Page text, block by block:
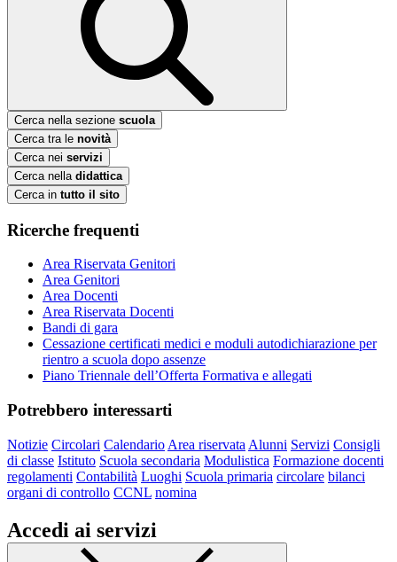
Cerca nella sezione scuola
Cerca tra le novità
Cerca nei servizi
Cerca nella didattica
Cerca in tutto il sito
Ricerche frequenti
Area Riservata Genitori
Area Genitori
Area Docenti
Area Riservata Docenti
Bandi di gara
Cessazione certificati medici e moduli autodichiarazione per
rientro a scuola dopo assenze
Piano Triennale dell’Offerta Formativa e allegati
Potrebbero interessarti
Notizie Circolari Calendario Area riservata Alunni Servizi Consigli
di classe Istituto Scuola secondaria Modulistica Formazione docenti
regolamenti Contabilità Luoghi Scuola primaria circolare bilanci
organi di controllo CCNL nomina
Accedi ai servizi